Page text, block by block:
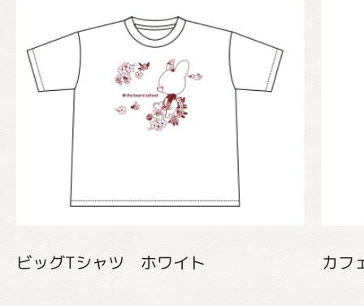
ビッグTシャツ ホワイト カフ